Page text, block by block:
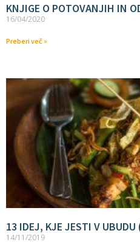
KNJIGE O POTOVANJIH IN
16/04/2020
Preberi več »
13 IDEJ, KJE JESTI V UBUDU
14/11/2019